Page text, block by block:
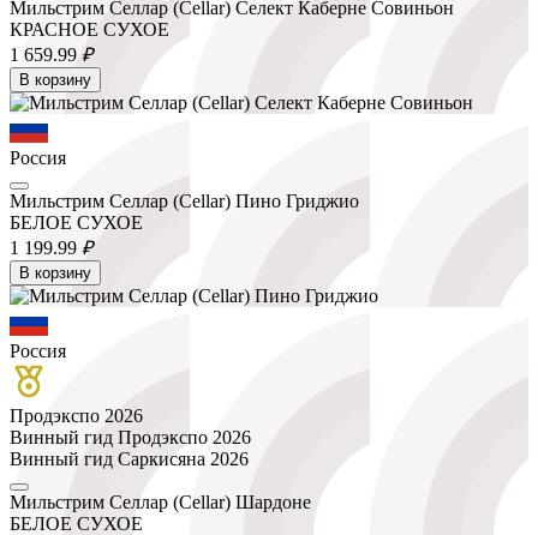
Мильстрим Селлар (Cellar) Селект Каберне Совиньон
КРАСНОЕ СУХОЕ
1 659.99 ₽
В корзину
Россия
Мильстрим Селлар (Cellar) Пино Гриджио
БЕЛОЕ СУХОЕ
1 199.99 ₽
В корзину
Россия
Продэкспо 2026
Винный гид Продэкспо 2026
Винный гид Саркисяна 2026
Мильстрим Селлар (Cellar) Шардоне
БЕЛОЕ СУХОЕ